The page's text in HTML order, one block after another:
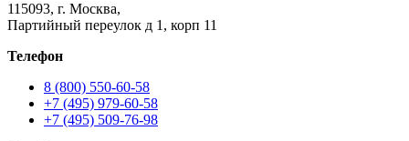
115093, г. Москва,
Партийный переулок д 1, корп 11
Телефон
8 (800) 550-60-58
+7 (495) 979-60-58
+7 (495) 509-76-98